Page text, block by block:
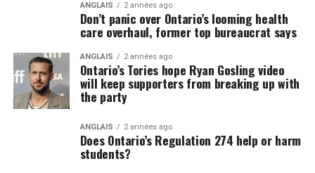
ANGLAIS 2 années ago
Don’t panic over Ontario’s looming health
care overhaul, former top bureaucrat says
ANGLAIS 2 années ago
Ontario’s Tories hope Ryan Gosling video
will keep supporters from breaking up with
the party
ANGLAIS 2 années ago
Does Ontario’s Regulation 274 help or harm
students?